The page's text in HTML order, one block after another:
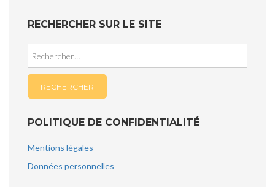
RECHERCHER SUR LE SITE
POLITIQUE DE CONFIDENTIALITÉ
Mentions légales
Données personnelles